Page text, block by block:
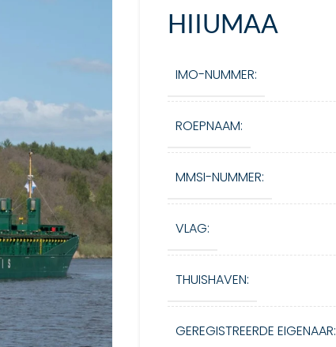
HIIUMAA
IMO-NUMMER:
ROEPNAAM:
MMSI-NUMMER:
VLAG:
THUISHAVEN:
GEREGISTREERDE EIGENAAR: